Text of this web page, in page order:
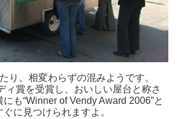
り。相変わらずの混みようです。
ィ賞を受賞し、おいしい屋台と称さ
も“Winner of Vendy Award 2006”と
に見つけられますよ。